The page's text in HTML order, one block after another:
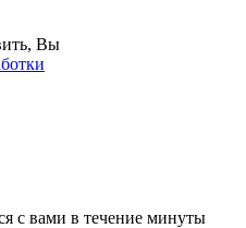
Вы
с вами в течение минуты